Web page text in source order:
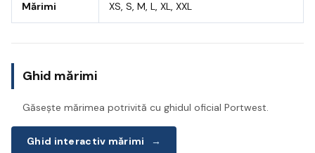
Mărimi XS, S, M, L, XL, XXL
Ghid mărimi
Găsește mărimea potrivită cu ghidul oficial Portwest.
Ghid interactiv mărimi →